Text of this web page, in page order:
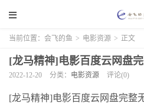
当前位置： 会飞的鱼 > 电影资源 > 正文
[龙马精神]电影百度云网盘
2022-12-20 分类： 电影资源 评论(0)
[龙马精神]电影百度云网盘完整